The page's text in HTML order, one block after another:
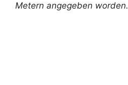
Metern angegeben worden.